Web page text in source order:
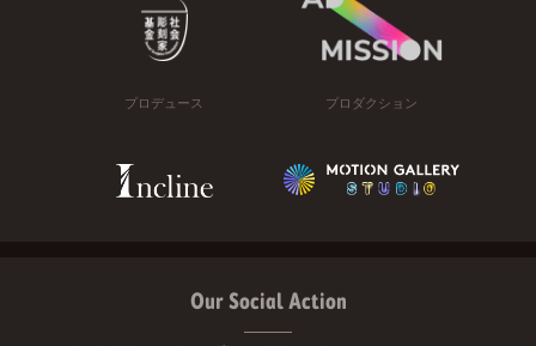
プロデュース プロダクション
Our Social Action